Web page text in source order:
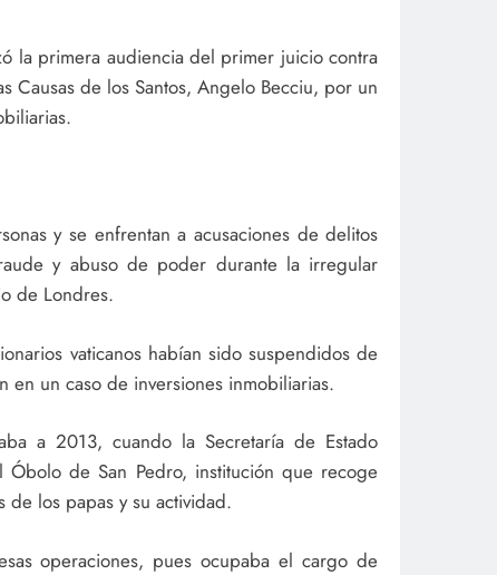
la primera audiencia del primer juicio contra
Causas de los Santos, Angelo Becciu, por un
y se enfrentan a acusaciones de delitos
y abuso de poder durante la irregular
de Londres.
vaticanos habían sido suspendidos de
en un caso de inversiones inmobiliarias.
a 2013, cuando la Secretaría de Estado
de San Pedro, institución que recoge
de los papas y su actividad.
operaciones, pues ocupaba el cargo de